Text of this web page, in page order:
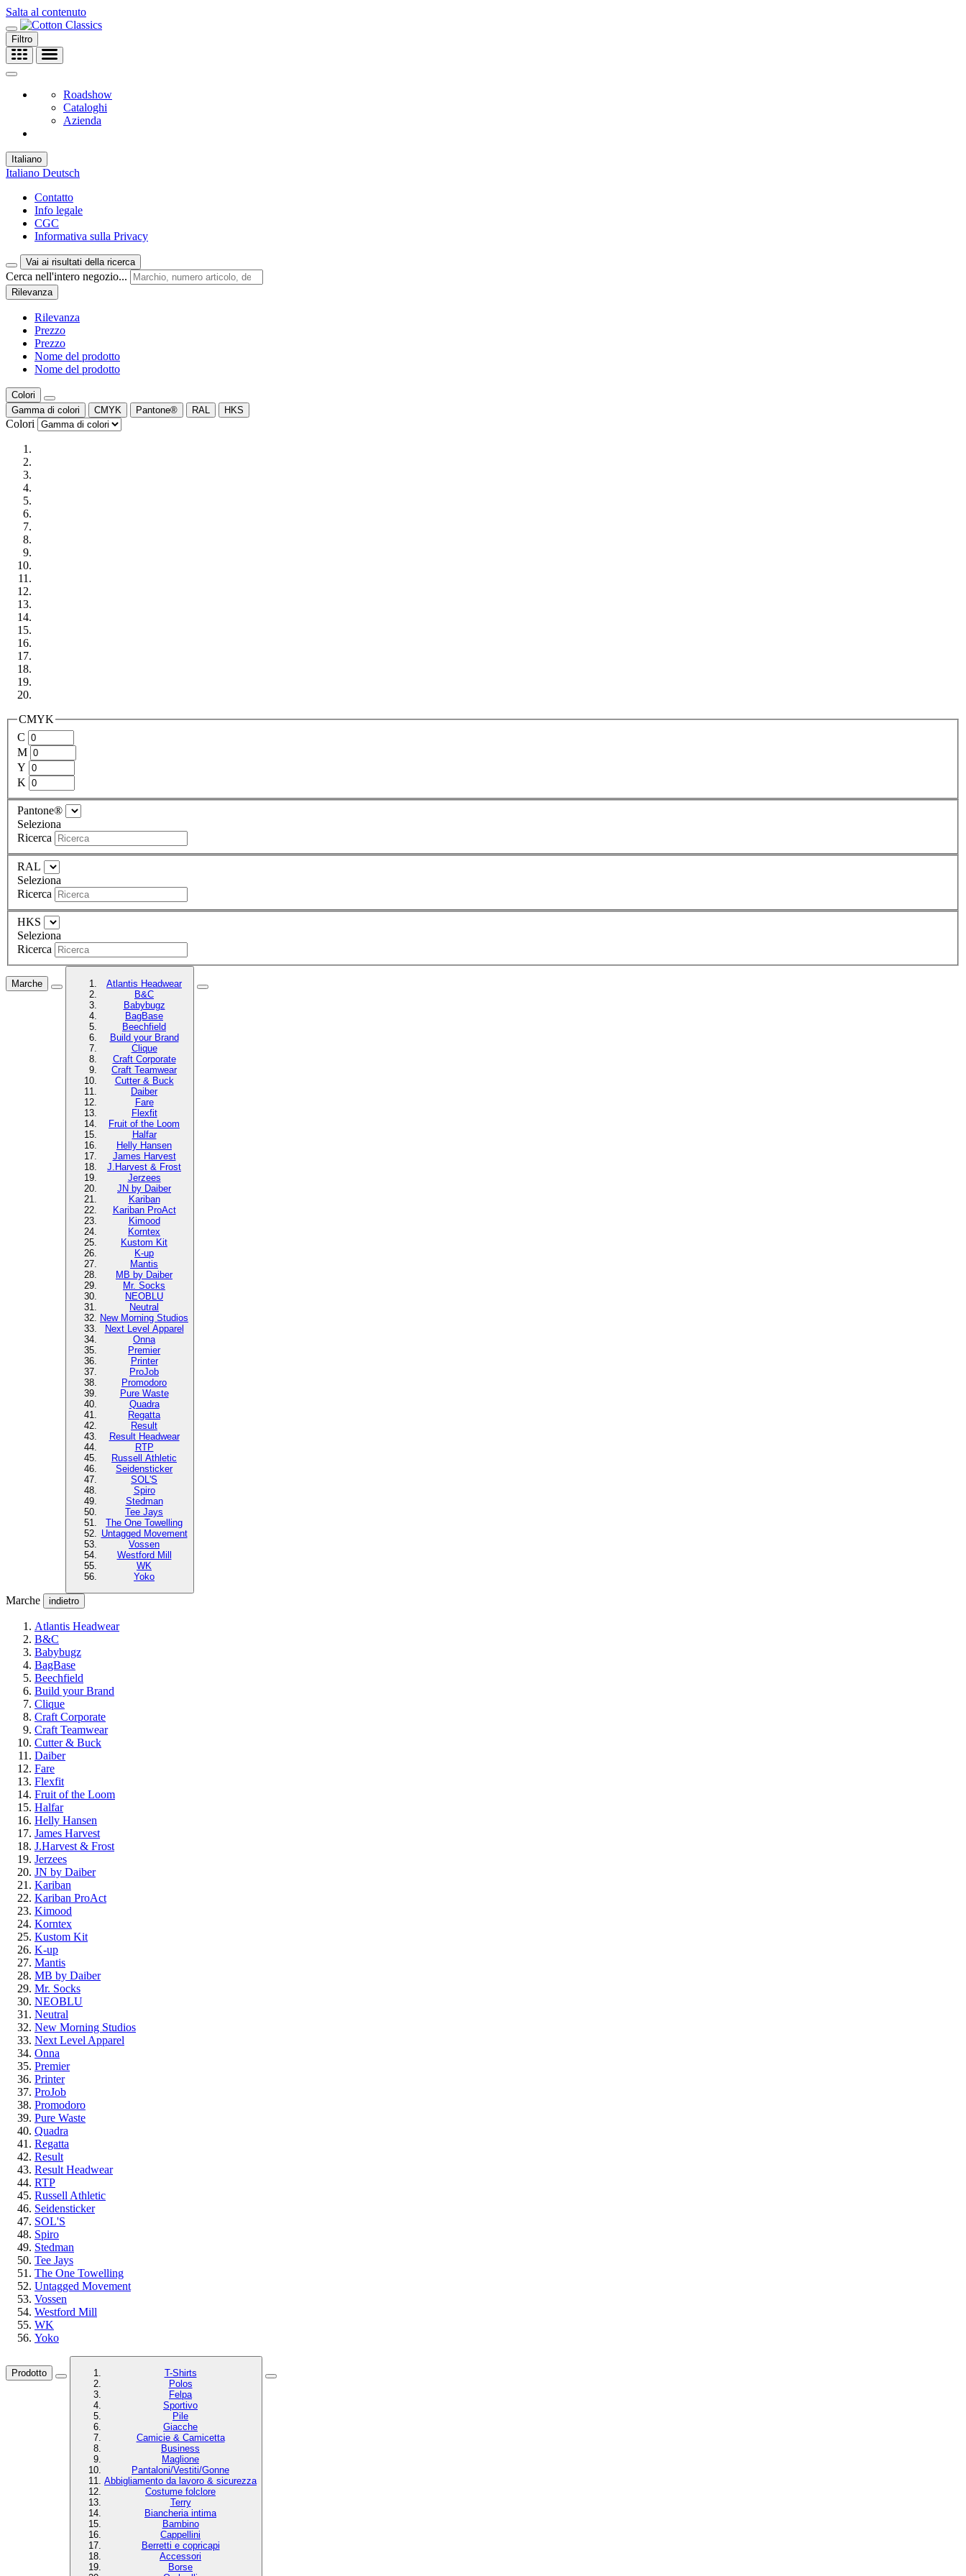
Salta al contenuto
Filtro
Roadshow
Cataloghi
Azienda
Italiano
Italiano Deutsch
Contatto
Info legale
CGC
Informativa sulla Privacy
Vai ai risultati della ricerca
Cerca nell'intero negozio...
Rilevanza
Rilevanza
Prezzo
Prezzo
Nome del prodotto
Nome del prodotto
Colori
Gamma di colori
CMYK Pantone® RAL HKS
Colori
CMYK
C
M
Y
K
Pantone®
Seleziona
Ricerca
RAL
Seleziona
Ricerca
HKS
Seleziona
Ricerca
Marche
Atlantis Headwear
B&C
Babybugz
BagBase
Beechfield
Build your Brand
Clique
Craft Corporate
Craft Teamwear
Cutter & Buck
Daiber
Fare
Flexfit
Fruit of the Loom
Halfar
Helly Hansen
James Harvest
J.Harvest & Frost
Jerzees
JN by Daiber
Kariban
Kariban ProAct
Kimood
Korntex
Kustom Kit
K-up
Mantis
MB by Daiber
Mr. Socks
NEOBLU
Neutral
New Morning Studios
Next Level Apparel
Onna
Premier
Printer
ProJob
Promodoro
Pure Waste
Quadra
Regatta
Result
Result Headwear
RTP
Russell Athletic
Seidensticker
SOL'S
Spiro
Stedman
Tee Jays
The One Towelling
Untagged Movement
Vossen
Westford Mill
WK
Yoko
Marche indietro
Atlantis Headwear
B&C
Babybugz
BagBase
Beechfield
Build your Brand
Clique
Craft Corporate
Craft Teamwear
Cutter & Buck
Daiber
Fare
Flexfit
Fruit of the Loom
Halfar
Helly Hansen
James Harvest
J.Harvest & Frost
Jerzees
JN by Daiber
Kariban
Kariban ProAct
Kimood
Korntex
Kustom Kit
K-up
Mantis
MB by Daiber
Mr. Socks
NEOBLU
Neutral
New Morning Studios
Next Level Apparel
Onna
Premier
Printer
ProJob
Promodoro
Pure Waste
Quadra
Regatta
Result
Result Headwear
RTP
Russell Athletic
Seidensticker
SOL'S
Spiro
Stedman
Tee Jays
The One Towelling
Untagged Movement
Vossen
Westford Mill
WK
Yoko
Prodotto
T-Shirts
Polos
Felpa
Sportivo
Pile
Giacche
Camicie & Camicetta
Business
Maglione
Pantaloni/Vestiti/Gonne
Abbigliamento da lavoro & sicurezza
Costume folclore
Terry
Biancheria intima
Bambino
Cappellini
Berretti e copricapi
Accessori
Borse